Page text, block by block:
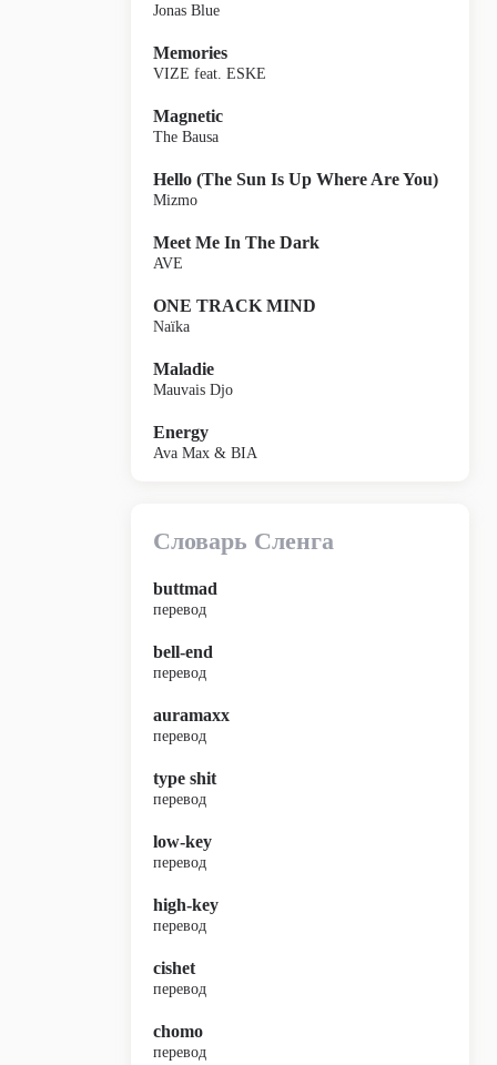
Jonas Blue
Memories
VIZE feat. ESKE
Magnetic
The Bausa
Hello (The Sun Is Up Where Are You)
Mizmo
Meet Me In The Dark
AVE
ONE TRACK MIND
Naïka
Maladie
Mauvais Djo
Energy
Ava Max & BIA
Словарь Сленга
buttmad
перевод
bell-end
перевод
auramaxx
перевод
type shit
перевод
low-key
перевод
high-key
перевод
cishet
перевод
chomo
перевод